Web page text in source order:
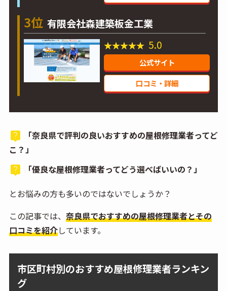
3位 有限会社森建築板金工業
5.0
公式サイト
口コミ・詳細
「奈良県で評判の良いおすすめの屋根修理業者ってど
こ？」
「優良な屋根修理業者ってどう選べばいいの？」
とお悩みの方も多いのではないでしょうか？
この記事では、 奈良県でおすすめの屋根修理業者とその
口コミを紹介しています。
市区町村別のおすすめ屋根修理業者ランキン
グ